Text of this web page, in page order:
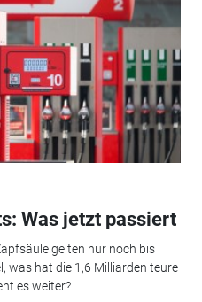
Was jetzt passiert
gelten nur noch bis
was hat die 1,6 Milliarden teure
es weiter?